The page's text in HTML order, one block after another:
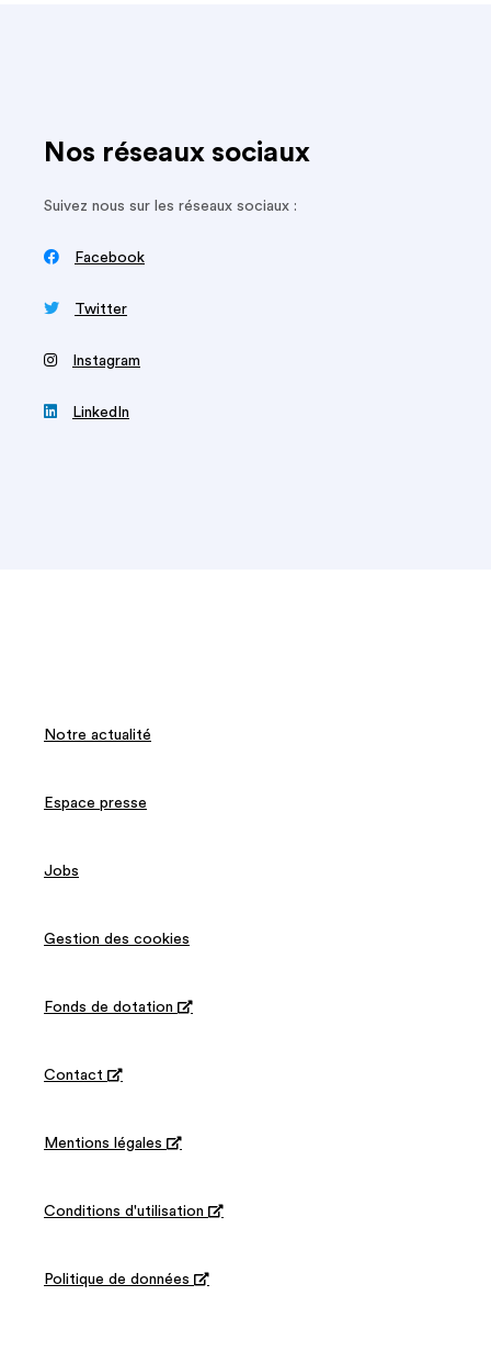
Nos réseaux sociaux
Suivez nous sur les réseaux sociaux :
 Facebook
 Twitter
‍ Instagram
 LinkedIn
Notre actualité
Espace presse
Jobs
Gestion des cookies
Fonds de dotation 
Contact 
Mentions légales 
Conditions d'utilisation 
Politique de données 